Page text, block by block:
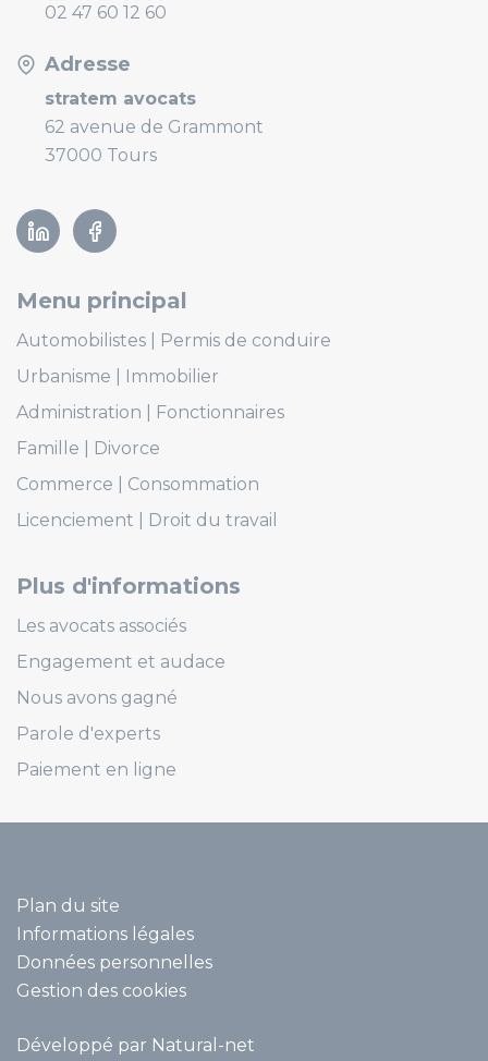
02 47 60 12 60
Adresse
stratem avocats
62 avenue de Grammont
37000 Tours
LinkedinFacebook
Menu principal
Automobilistes
Permis de conduire
Urbanisme
Immobilier
Administration
Fonctionnaires
Famille
Divorce
Commerce
Consommation
Licenciement
Droit du travail
Plus d'informations
Les avocats associés
Engagement et audace
Nous avons gagné
Parole d'experts
Paiement en ligne
Plan du site
Informations légales
Données personnelles
Gestion des cookies
Développé par Natural-net